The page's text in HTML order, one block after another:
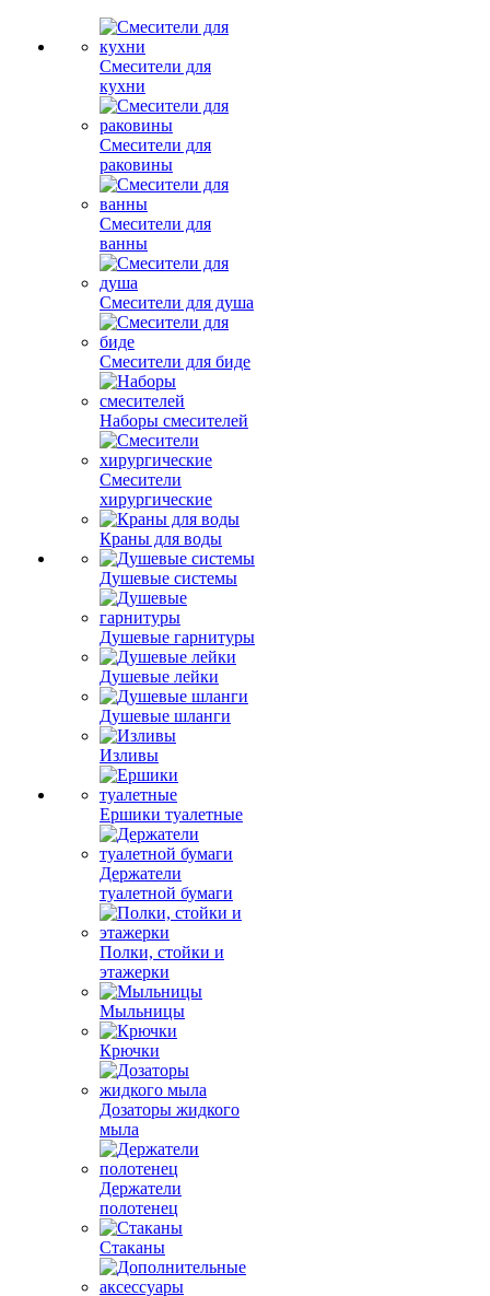
Смесители для
кухни
Смесители для
раковины
Смесители для
ванны
Смесители для душа
Смесители для биде
Наборы смесителей
Смесители
хирургические
Краны для воды
Душевые системы
Душевые гарнитуры
Душевые лейки
Душевые шланги
Изливы
Ершики туалетные
Держатели
туалетной бумаги
Полки, стойки и
этажерки
Мыльницы
Крючки
Дозаторы жидкого
мыла
Держатели
полотенец
Стаканы